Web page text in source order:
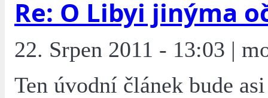
Re: O Libyi jinýma
22. Srpen 2011 - 13:03 |
Ten úvodní článek bude